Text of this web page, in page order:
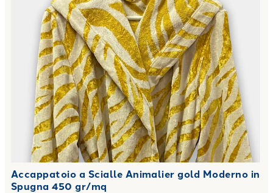
Accappatoio a Scialle Animalier gold Moderno in
Spugna 450 gr/mq